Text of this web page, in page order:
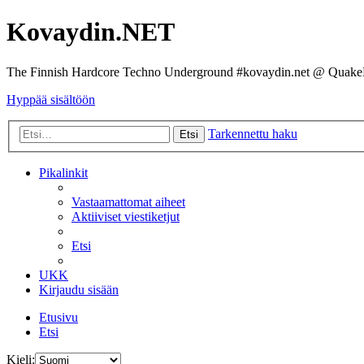
Kovaydin.NET
The Finnish Hardcore Techno Underground #kovaydin.net @
Hyppää sisältöön
Etsi Tarkennettu haku
Pikalinkit
Vastaamattomat aiheet
Aktiiviset viestiketjut
Etsi
UKK
Kirjaudu sisään
Etusivu
Etsi
Kieli: